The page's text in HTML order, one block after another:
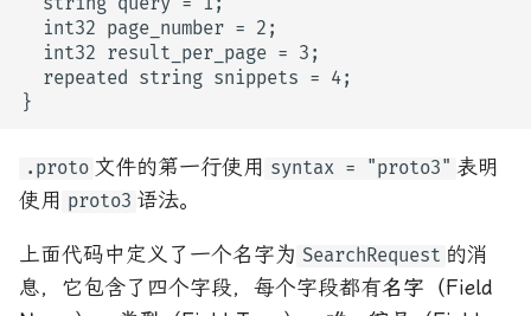
.proto 文件的第一行使用 syntax = "proto3" 表明
使用 proto3 语法。
上面代码中定义了一个名字为 SearchRequest 的消
息，它包含了四个字段，每个字段都有名字（Field